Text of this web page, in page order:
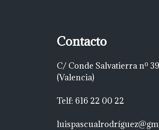
Contacto
C/ Conde Salvatierra nº
(Valencia)
Telf: 616 22 00 22